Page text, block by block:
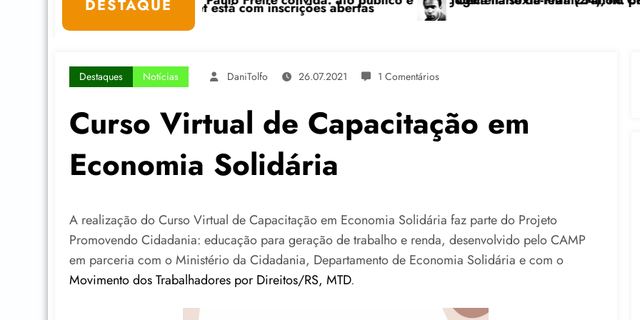
DESTAQUE
com inscrições abertas
Destaques Notícias DaniTolfo 26.07.2021 1 Comentários
Curso Virtual de Capacitação em
Economia Solidária
A realização do Curso Virtual de Capacitação em Economia Solidária faz parte do Projeto
Promovendo Cidadania: educação para geração de trabalho e renda, desenvolvido pelo CAMP
em parceria com o Ministério da Cidadania, Departamento de Economia Solidária e com o
Movimento dos Trabalhadores por Direitos/RS, MTD.